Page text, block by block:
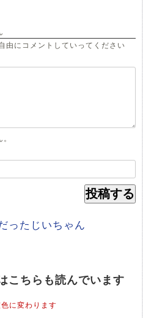
由にコメントしていってください
ったじいちゃん
こちらも読んでいます
に変わります